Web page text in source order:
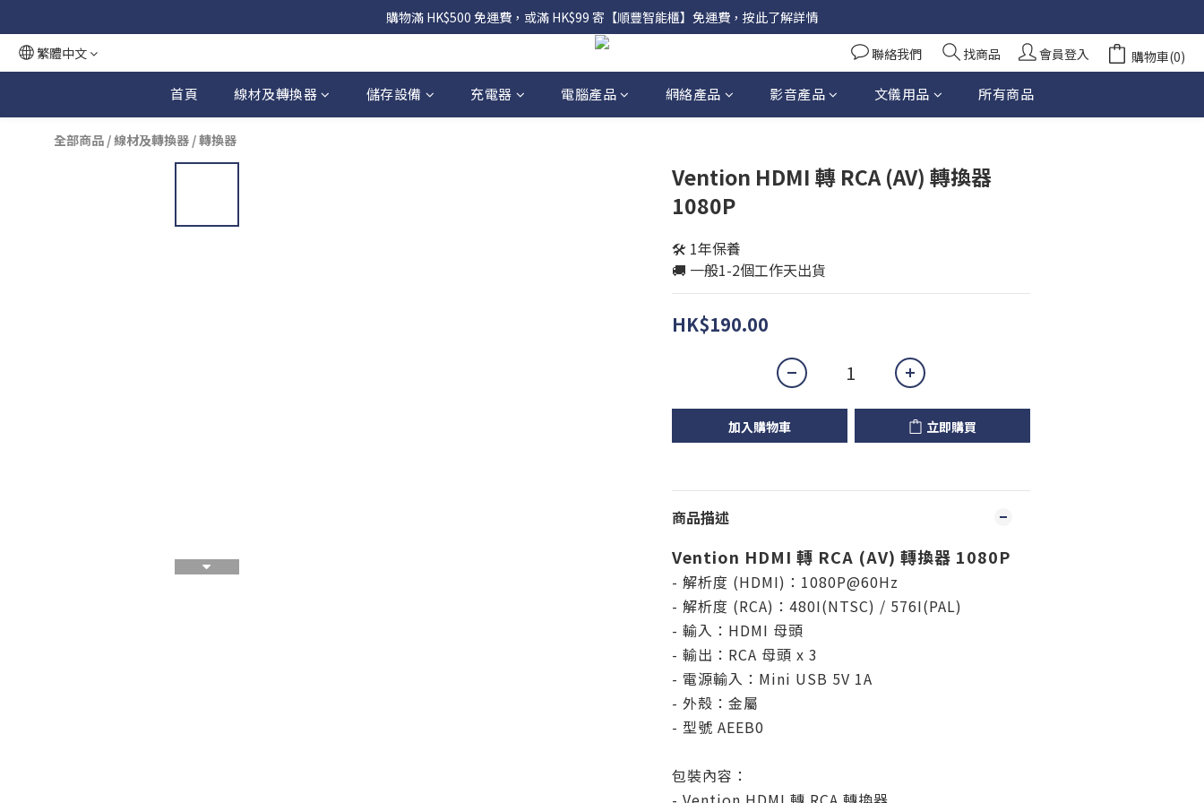
購物滿 HK$500 免運費，或滿 HK$99 寄【順豐智能櫃】免運費，按此了解詳情
繁體中文
聯絡我們 找商品 會員登入 購物車(0)
首頁 線材及轉換器 儲存設備 充電器 電腦產品 網絡產品 影音產品 文儀用品 所有商品
全部商品 /線材及轉換器 /轉換器
Vention HDMI 轉 RCA (AV) 轉換器
1080P
🛠️ 1年保養
🚚 一般1-2個工作天出貨
HK$190.00
加入購物車 立即購買
商品描述
Vention HDMI 轉 RCA (AV) 轉換器 1080P
- 解析度 (HDMI)：1080P@60Hz
- 解析度 (RCA)：480I(NTSC) / 576I(PAL)
- 輸入：HDMI 母頭
- 輸出：RCA 母頭 x 3
- 電源輸入：Mini USB 5V 1A
- 外殼：金屬
- 型號 AEEB0
包裝內容：